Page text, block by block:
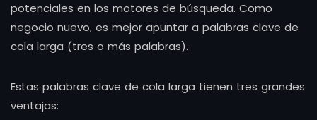
potenciales en los motores de búsqueda. Como
negocio nuevo, es mejor apuntar a palabras clave de
cola larga (tres o más palabras).
Estas palabras clave de cola larga tienen tres grandes
ventajas: